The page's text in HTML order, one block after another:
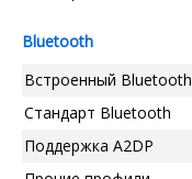
Bluetooth
Встроенный Bluetooth
Стандарт Bluetooth
Поддержка A2DP